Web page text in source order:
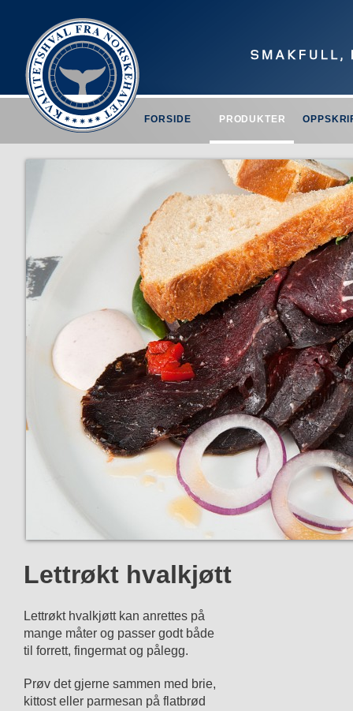
FORSIDE PRODUKTER
Lettrøkt hvalkjøtt
Lettrøkt hvalkjøtt kan anrettes på
mange måter og passer godt både
til forrett, fingermat og pålegg.
Prøv det gjerne sammen med brie,
kittost eller parmesan på flatbrød